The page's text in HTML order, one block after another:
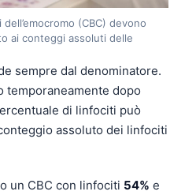
(CBC) devono
ai conteggi assoluti delle
sempre dal denominatore.
temporaneamente dopo
di linfociti può
assoluto dei linfociti
un CBC con linfociti 54% e